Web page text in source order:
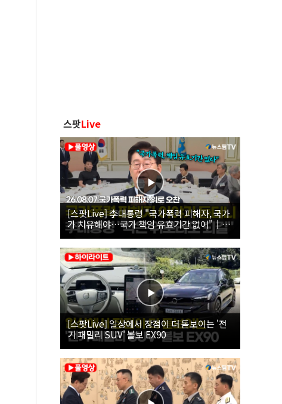
스팟Live
[스팟Live] 李대통령 "국가폭력 피해자, 국가
가 치유해야…국가 책임 유효기간 없어"｜
26.08.07 국가폭력 피해자 위로 오찬
[스팟Live] 일상에서 장점이 더 돋보이는 '전
기 패밀리 SUV' 볼보 EX90